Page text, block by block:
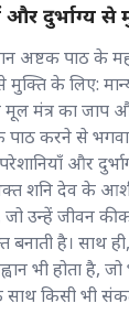
और दुर्भाग्य से
अष्टक पाठ के
मुक्ति के लिए:
मूल मंत्र का जाप
करने से भगवान
और
शनि देव के
जो उन्हें जीवन की
है। साथ
भी होता है,
किसी भी संकट